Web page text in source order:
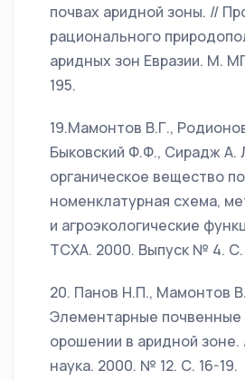
почвах аридной зоны. //
рационального
аридных зон Евразии. М.
195.
19.Мамонтов В.Г.,
Быковский Ф.Ф., Сирадж А.
органическое вещество
номенклатурная схема,
и агроэкологические
ТСХА. 2000. Выпуск № 4. С.
20. Панов Н.П., Мамонтов
Элементарные почвенные
орошении в аридной зоне.
наука. 2000. № 12. С. 16-19.